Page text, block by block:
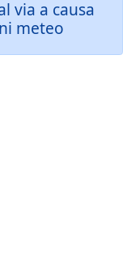
via a causa
meteo